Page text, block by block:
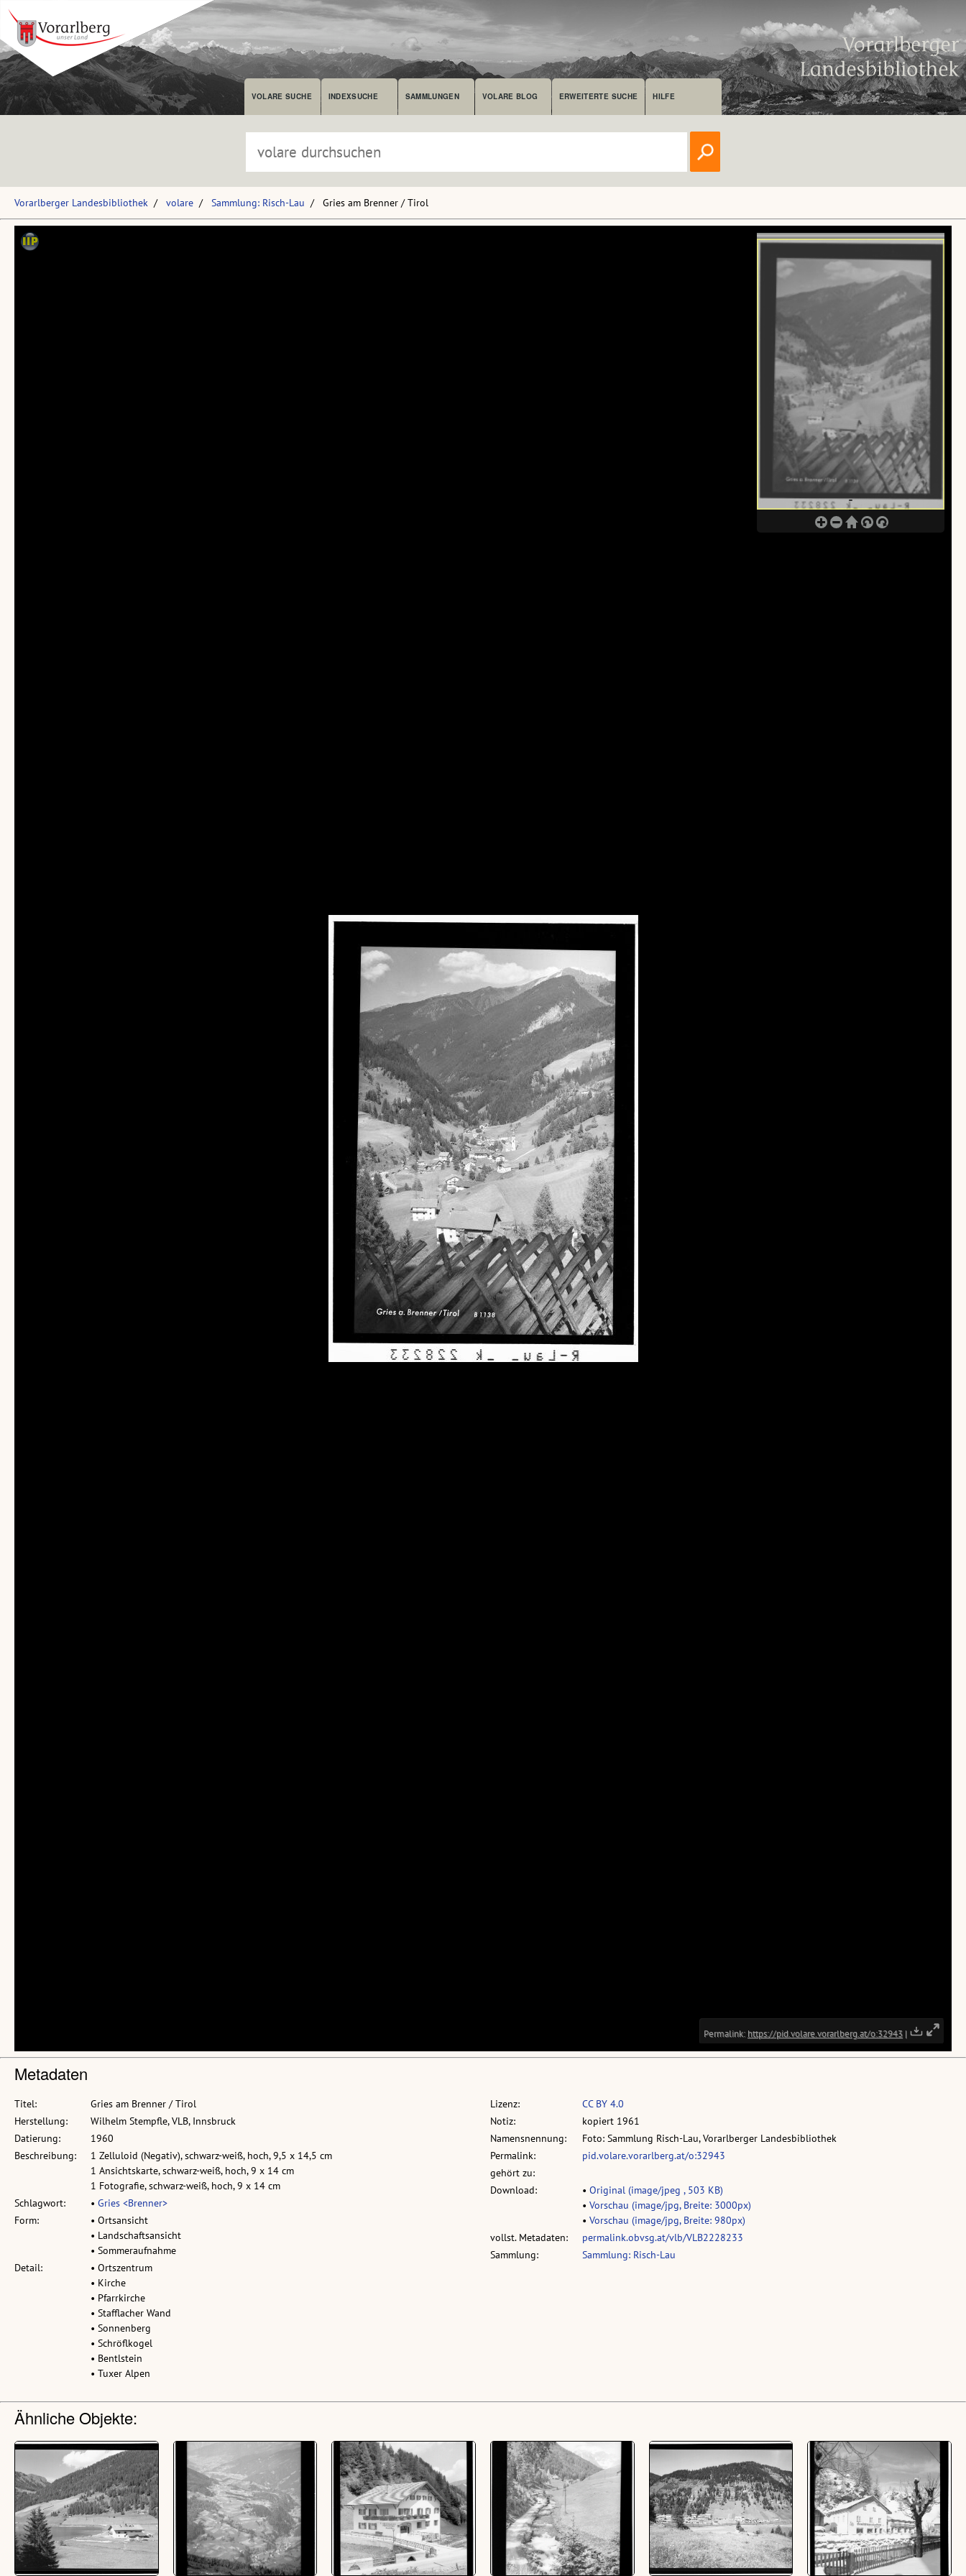
VOLARE SUCHE INDEXSUCHE SAMMLUNGEN VOLARE BLOG ERWEITERTE SUCHE HILFE
Vorarlberger Landesbibliothek volare Sammlung: Risch-Lau Gries am Brenner / Tirol
Metadaten
Titel:
Gries am Brenner / Tirol
Herstellung:
Wilhelm Stempfle, VLB, Innsbruck
Datierung:
1960
Beschreibung:
1 Zelluloid (Negativ), schwarz-weiß, hoch, 9,5 x 14,5 cm
1 Ansichtskarte, schwarz-weiß, hoch, 9 x 14 cm
1 Fotografie, schwarz-weiß, hoch, 9 x 14 cm
Schlagwort:
• Gries <Brenner>
Form:
• Ortsansicht
• Landschaftsansicht
• Sommeraufnahme
Detail:
• Ortszentrum
• Kirche
• Pfarrkirche
• Stafflacher Wand
• Sonnenberg
• Schröflkogel
• Bentlstein
• Tuxer Alpen
Lizenz:
CC BY 4.0
Notiz:
kopiert 1961
Namensnennung:
Foto: Sammlung Risch-Lau, Vorarlberger Landesbibliothek
Permalink:
pid.volare.vorarlberg.at/o:32943
gehört zu:
Download:
• Original (image/jpeg , 503 KB)
• Vorschau (image/jpg, Breite: 3000px)
• Vorschau (image/jpg, Breite: 980px)
vollst. Metadaten:
permalink.obvsg.at/vlb/VLB2228233
Sammlung:
Sammlung: Risch-Lau
Ähnliche Objekte: